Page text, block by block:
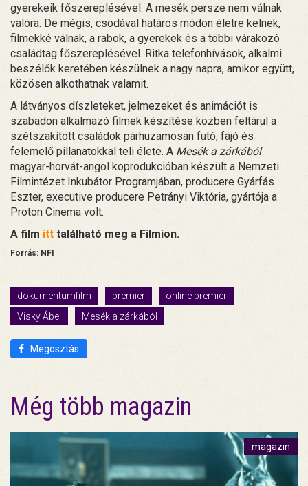
gyerekeik főszereplésével. A mesék persze nem válnak
valóra. De mégis, csodával határos módon életre kelnek,
filmekké válnak, a rabok, a gyerekek és a többi várakozó
családtag főszereplésével. Ritka telefonhívások, alkalmi
beszélők keretében készülnek a nagy napra, amikor együtt,
közösen alkothatnak valamit.
A látványos díszleteket, jelmezeket és animációt is
szabadon alkalmazó filmek készítése közben feltárul a
szétszakított családok párhuzamosan futó, fájó és
felemelő pillanatokkal teli élete. A Mesék a zárkából
magyar-horvát-angol koprodukcióban készült a Nemzeti
Filmintézet Inkubátor Programjában, producere Gyárfás
Eszter, executive producere Petrányi Viktória, gyártója a
Proton Cinema volt.
A film itt található meg a Filmion.
Forrás: NFI
dokumentumfilm premier
online premier
Visky Ábel
Mesék a zárkából
Megosztás
Még több magazin
magazin